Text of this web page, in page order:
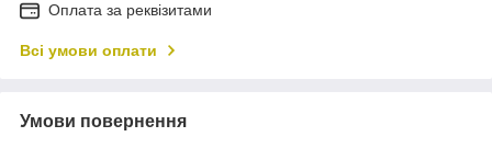
Оплата за реквізитами
Всі умови оплати
Умови повернення